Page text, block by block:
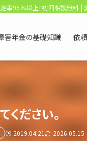
率95％以上！初回相談無料 |
害年金の基礎知識 依
ださい。
2019.04.21 2026.05.15